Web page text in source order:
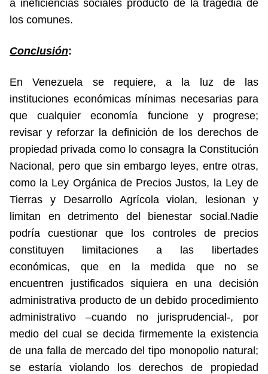
a ineficiencias sociales producto de la tragedia de
los comunes.
Conclusión:
En Venezuela se requiere, a la luz de las
instituciones económicas mínimas necesarias para
que cualquier economía funcione y progrese;
revisar y reforzar la definición de los derechos de
propiedad privada como lo consagra la Constitución
Nacional, pero que sin embargo leyes, entre otras,
como la Ley Orgánica de Precios Justos, la Ley de
Tierras y Desarrollo Agrícola violan, lesionan y
limitan en detrimento del bienestar social.Nadie
podría cuestionar que los controles de precios
constituyen limitaciones a las libertades
económicas, que en la medida que no se
encuentren justificados siquiera en una decisión
administrativa producto de un debido procedimiento
administrativo –cuando no jurisprudencial-, por
medio del cual se decida firmemente la existencia
de una falla de mercado del tipo monopolio natural;
se estaría violando los derechos de propiedad